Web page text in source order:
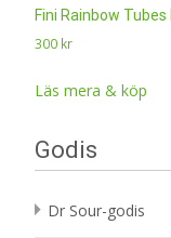
Fini Rainbow
300 kr
Läs mera & köp
Godis
Dr Sour-godis